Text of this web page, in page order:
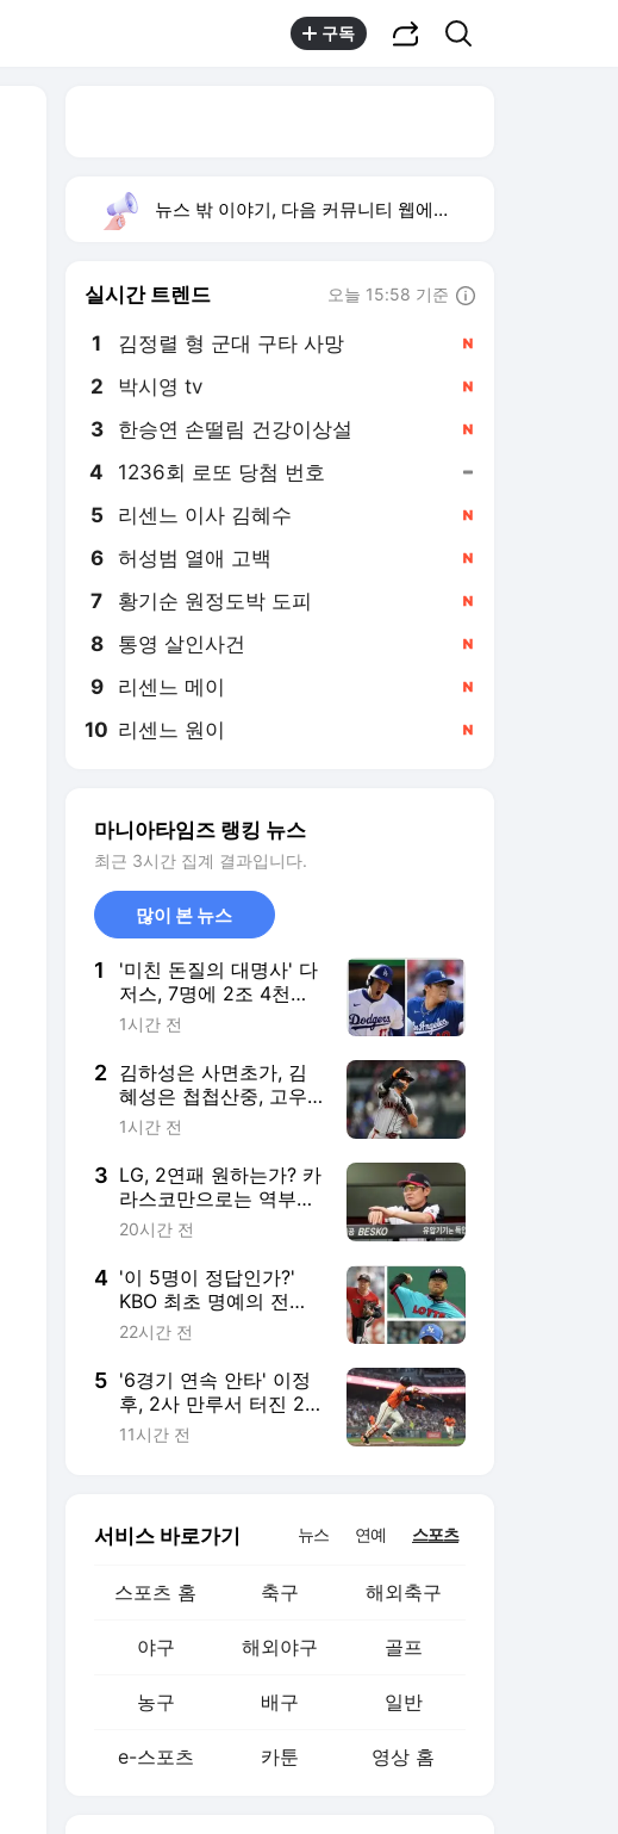
구독
뉴스 밖 이야기, 다음 커뮤니티 웹에서 보기
실시간 트렌드 오늘 15:58 기준
1 김정렬 형 군대 구타 사망
2 박시영 tv
3 한승연 손떨림 건강이상설
4 1236회 로또 당첨 번호
5 리센느 이사 김혜수
6 허성범 열애 고백
7 황기순 원정도박 도피
8 통영 살인사건
9 리센느 메이
10 리센느 원이
마니아타임즈 랭킹 뉴스
최근 3시간 집계 결과입니다.
많이 본 뉴스
1
'미친 돈질의 대명사' 다
저스, 7명에 2조 4천억
퍼부었으나 성공 케이스
1시간 전
2 김하성은 사면초가, 김
혜성은 첩첩산중, 고우
석은 고진감래, 송성문
는?
1시간 전
3 LG, 2연패 원하는가? 카
라스코만으로는 역부족,
더 강력한 승부수 던져
있을 것
20시간 전
4 '이 5명이 정답인가?'
KBO 최초 명예의 전당,
선동열·최동원·이승엽·
논쟁
22시간 전
5 '6경기 연속 안타' 이정
후, 2사 만루서 터진 2
타점 적시타...타율
11시간 전
서비스 바로가기 뉴스 연예 스포츠
스포츠 홈 축구 해외축구
야구 해외야구 골프
농구 배구 일반
e-스포츠 카툰 영상 홈